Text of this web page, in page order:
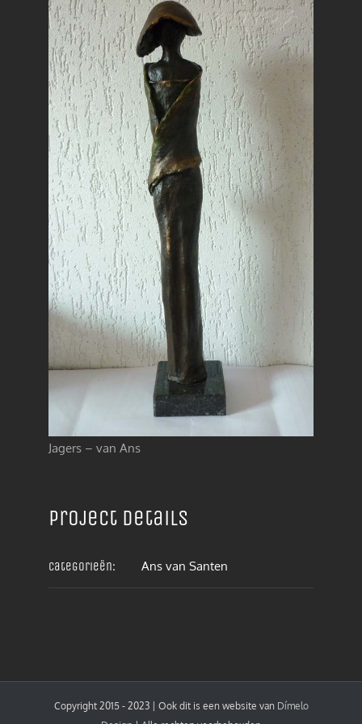
Jagers – van Ans
Project details
Categorieën: Ans van Santen
Copyright 2015 - 2023 | Ook dit is een website van Dímelo